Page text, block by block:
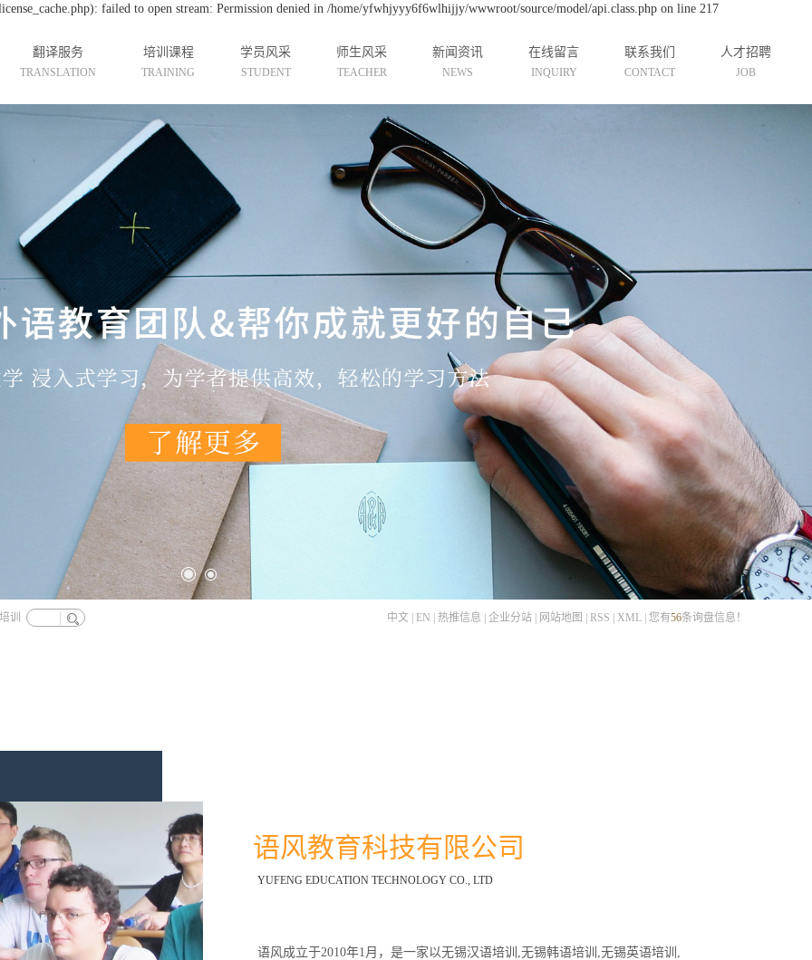
failed to open stream: Permission denied in /home/yfwhjyyy6f6wlhijjy/wwwroot/source/model/api.class.php on line 217
翻译服务
TRANSLATION
韩语翻译服务
英语翻译服务
培训课程
TRAINING
连云港汉语培训
连云港韩语培训
连云港日语培训
学员风采
STUDENT
师生风采
TEACHER
师资介绍
课堂风采
新闻资讯
NEWS
行业资讯
技术资讯
在线留言
INQUIRY
联系我们
CONTACT
人才招聘
JOB
2
训 中文 | EN | 热推信息 | 企业分站 | 网站地图 | RSS | XML | 您有56条询盘信息！
语风教育科技有限公司
YUFENG EDUCATION TECHNOLOGY CO., LTD
语风成立于2010年1月，是一家以无锡汉语培训,无锡韩语培训,无锡英语培训,